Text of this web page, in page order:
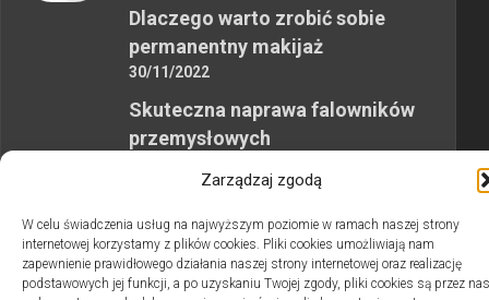
Zarządzaj zgodą
W celu świadczenia usług na najwyższym poziomie w ramach naszej strony
internetowej korzystamy z plików cookies. Pliki cookies umożliwiają nam
zapewnienie prawidłowego działania naszej strony internetowej oraz realizację
podstawowych jej funkcji, a po uzyskaniu Twojej zgody, pliki cookies są przez nas
Dlaczego warto zrobić sobie
permanentny makijaż
30/11/2022
Skuteczna naprawa falowników
przemysłowych